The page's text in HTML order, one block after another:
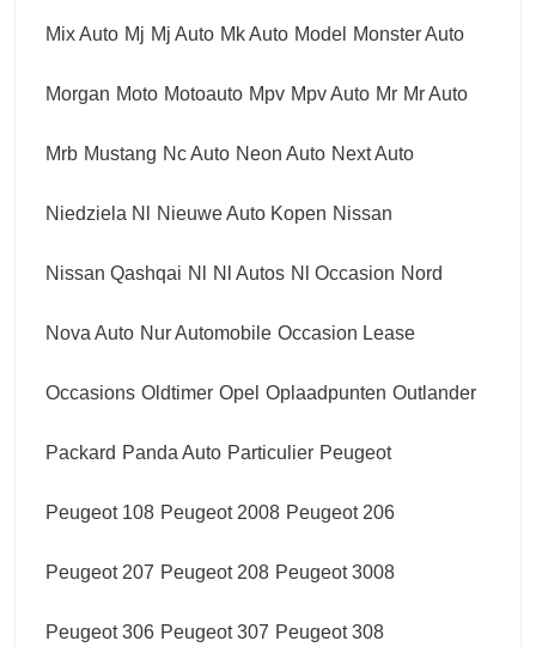
Mix Auto Mj Mj Auto Mk Auto Model Monster Auto
Morgan Moto Motoauto Mpv Mpv Auto Mr Mr Auto
Mrb Mustang Nc Auto Neon Auto Next Auto
Niedziela Nl Nieuwe Auto Kopen Nissan
Nissan Qashqai Nl Nl Autos Nl Occasion Nord
Nova Auto Nur Automobile Occasion Lease
Occasions Oldtimer Opel Oplaadpunten Outlander
Packard Panda Auto Particulier Peugeot
Peugeot 108 Peugeot 2008 Peugeot 206
Peugeot 207 Peugeot 208 Peugeot 3008
Peugeot 306 Peugeot 307 Peugeot 308